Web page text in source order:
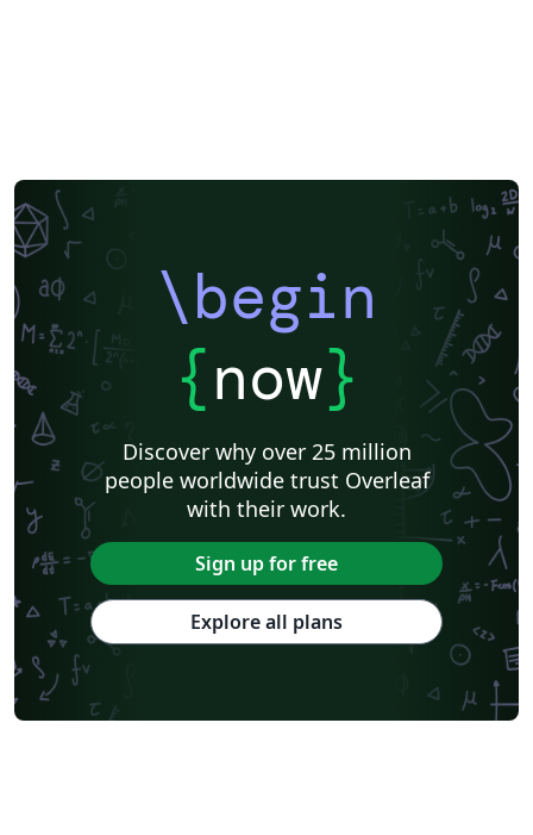
\begin
{now}
Discover why over 25 million
people worldwide trust Overleaf
with their work.
Sign up for free
Explore all plans